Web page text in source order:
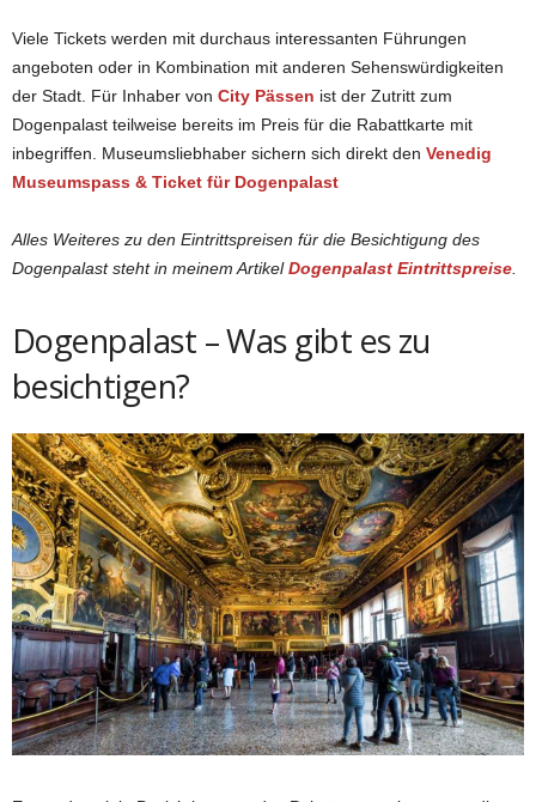
Viele Tickets werden mit durchaus interessanten Führungen
angeboten oder in Kombination mit anderen Sehenswürdigkeiten
der Stadt. Für Inhaber von City Pässen ist der Zutritt zum
Dogenpalast teilweise bereits im Preis für die Rabattkarte mit
inbegriffen. Museumsliebhaber sichern sich direkt den Venedig
Museumspass & Ticket für Dogenpalast
Alles Weiteres zu den Eintrittspreisen für die Besichtigung des
Dogenpalast steht in meinem ArtikelDogenpalast Eintrittspreise
Dogenpalast – Was gibt es zu
besichtigen?